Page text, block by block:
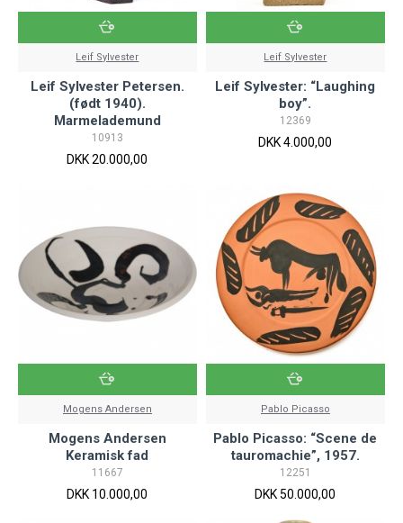
Leif Sylvester
Leif Sylvester Petersen.
(født 1940).
Marmelademund
10913
DKK 20.000,00
Leif Sylvester
Leif Sylvester: “Laughing
boy”.
12369
DKK 4.000,00
Mogens Andersen
Mogens Andersen
Keramisk fad
11667
DKK 10.000,00
Pablo Picasso
Pablo Picasso: “Scene de
tauromachie”, 1957.
12251
DKK 50.000,00